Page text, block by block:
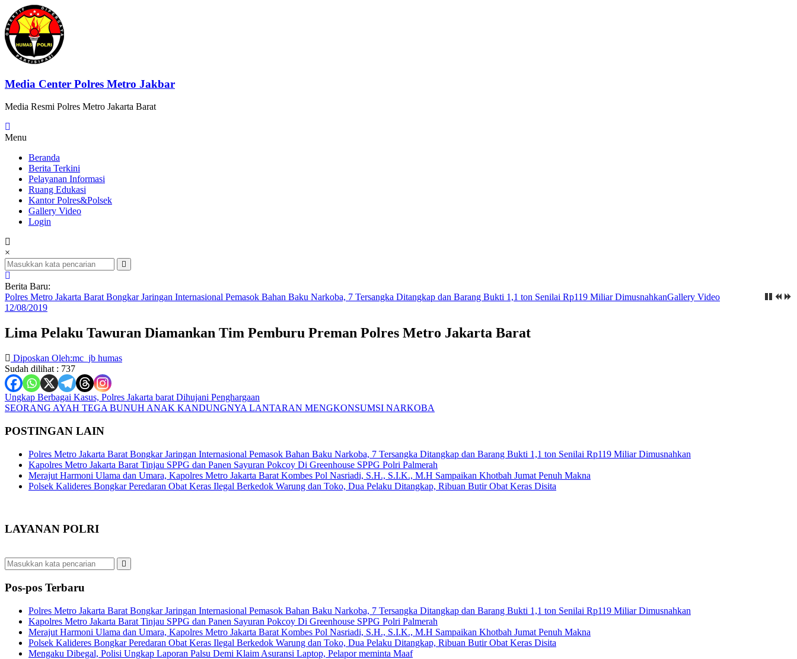
Lompat
ke
konten
Media Center Polres Metro Jakbar
Media Resmi Polres Metro Jakarta Barat
Menu
Beranda
Berita Terkini
Pelayanan Informasi
Ruang Edukasi
Kantor Polres&Polsek
Gallery Video
Login
×
Berita Baru:
Polres Metro Jakarta Barat Bongkar Jaringan Internasional Pemasok Bahan Baku Narkoba, 7 Tersangka Ditangkap dan Barang Bukti 1,1 ton Senilai Rp119 Miliar DimusnahkanGallery Video
12/08/2019
Lima Pelaku Tawuran Diamankan Tim Pemburu Preman Polres Metro Jakarta Barat
Diposkan Oleh:mc_jb humas
Sudah dilihat : 737
Navigasi
pos
Ungkap Berbagai Kasus, Polres Jakarta barat Dihujani Penghargaan
SEORANG AYAH TEGA BUNUH ANAK KANDUNGNYA LANTARAN MENGKONSUMSI NARKOBA
POSTINGAN LAIN
Polres Metro Jakarta Barat Bongkar Jaringan Internasional Pemasok Bahan Baku Narkoba, 7 Tersangka Ditangkap dan Barang Bukti 1,1 ton Senilai Rp119 Miliar Dimusnahkan
Kapolres Metro Jakarta Barat Tinjau SPPG dan Panen Sayuran Pokcoy Di Greenhouse SPPG Polri Palmerah
Merajut Harmoni Ulama dan Umara, Kapolres Metro Jakarta Barat Kombes Pol Nasriadi, S.H., S.I.K., M.H Sampaikan Khotbah Jumat Penuh Makna
Polsek Kalideres Bongkar Peredaran Obat Keras Ilegal Berkedok Warung dan Toko, Dua Pelaku Ditangkap, Ribuan Butir Obat Keras Disita
LAYANAN POLRI
Pos-pos Terbaru
Polres Metro Jakarta Barat Bongkar Jaringan Internasional Pemasok Bahan Baku Narkoba, 7 Tersangka Ditangkap dan Barang Bukti 1,1 ton Senilai Rp119 Miliar Dimusnahkan
Kapolres Metro Jakarta Barat Tinjau SPPG dan Panen Sayuran Pokcoy Di Greenhouse SPPG Polri Palmerah
Merajut Harmoni Ulama dan Umara, Kapolres Metro Jakarta Barat Kombes Pol Nasriadi, S.H., S.I.K., M.H Sampaikan Khotbah Jumat Penuh Makna
Polsek Kalideres Bongkar Peredaran Obat Keras Ilegal Berkedok Warung dan Toko, Dua Pelaku Ditangkap, Ribuan Butir Obat Keras Disita
Mengaku Dibegal, Polisi Ungkap Laporan Palsu Demi Klaim Asuransi Laptop, Pelapor meminta Maaf